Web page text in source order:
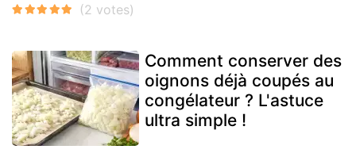
Comment conserver des
oignons déjà coupés au
congélateur ? L'astuce
ultra simple !